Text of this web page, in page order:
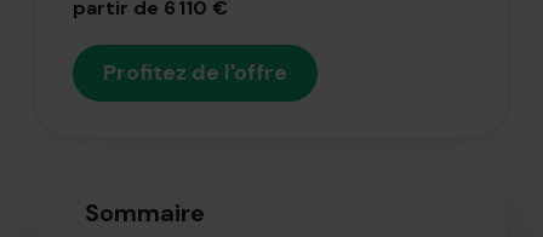
partir de 6 110 €
Profitez de l'offre
Sommaire